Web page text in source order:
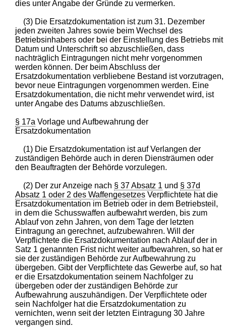
dies unter Angabe der Gründe zu vermerken.
(3) Die Ersatzdokumentation ist zum 31. Dezember
jeden zweiten Jahres sowie beim Wechsel des
Betriebsinhabers oder bei der Einstellung des Betriebs mit
Datum und Unterschrift so abzuschließen, dass
nachträglich Eintragungen nicht mehr vorgenommen
werden können. Der beim Abschluss der
Ersatzdokumentation verbliebene Bestand ist vorzutragen,
bevor neue Eintragungen vorgenommen werden. Eine
Ersatzdokumentation, die nicht mehr verwendet wird, ist
unter Angabe des Datums abzuschließen.
§ 17a Vorlage und Aufbewahrung der
Ersatzdokumentation
(1) Die Ersatzdokumentation ist auf Verlangen der
zuständigen Behörde auch in deren Diensträumen oder
den Beauftragten der Behörde vorzulegen.
(2) Der zur Anzeige nach § 37 Absatz 1 und § 37d
Absatz 1 oder 2 des Waffengesetzes Verpflichtete hat die
Ersatzdokumentation im Betrieb oder in dem Betriebsteil,
in dem die Schusswaffen aufbewahrt werden, bis zum
Ablauf von zehn Jahren, von dem Tage der letzten
Eintragung an gerechnet, aufzubewahren. Will der
Verpflichtete die Ersatzdokumentation nach Ablauf der in
Satz 1 genannten Frist nicht weiter aufbewahren, so hat er
sie der zuständigen Behörde zur Aufbewahrung zu
übergeben. Gibt der Verpflichtete das Gewerbe auf, so hat
er die Ersatzdokumentation seinem Nachfolger zu
übergeben oder der zuständigen Behörde zur
Aufbewahrung auszuhändigen. Der Verpflichtete oder
sein Nachfolger hat die Ersatzdokumentation zu
vernichten, wenn seit der letzten Eintragung 30 Jahre
vergangen sind.